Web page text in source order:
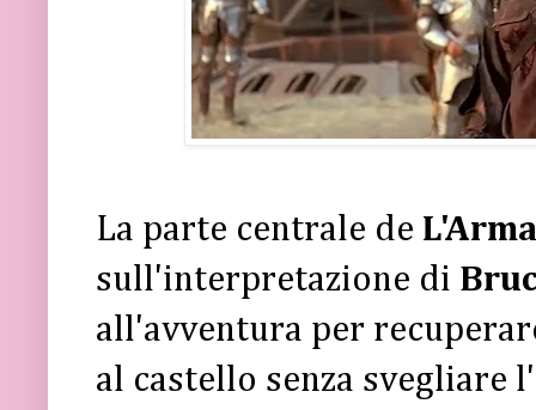
La parte centrale de
sull'interpretazione di
all'avventura per
al castello senza svegliare